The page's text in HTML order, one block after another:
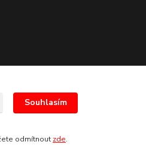
práva vyhrazena.
Souhlasím
odmítnout zde.